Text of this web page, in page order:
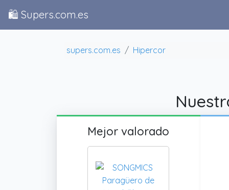
🛍️ Supers.com.es
supers.com.es Hipercor
Mejor valorado